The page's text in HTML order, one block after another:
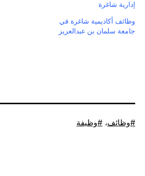
إدارية شاغرة
وظائف أكاديمية شاغرة في
جامعة سلمان بن عبدالعزيز
موسوم
وظائف، وظيفة